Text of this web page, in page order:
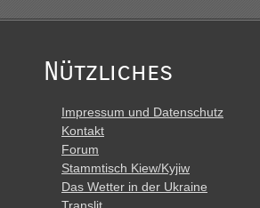
Nützliches
Impressum und Datenschutz
Kontakt
Forum
Stammtisch Kiew/Kyjiw
Das Wetter in der Ukraine